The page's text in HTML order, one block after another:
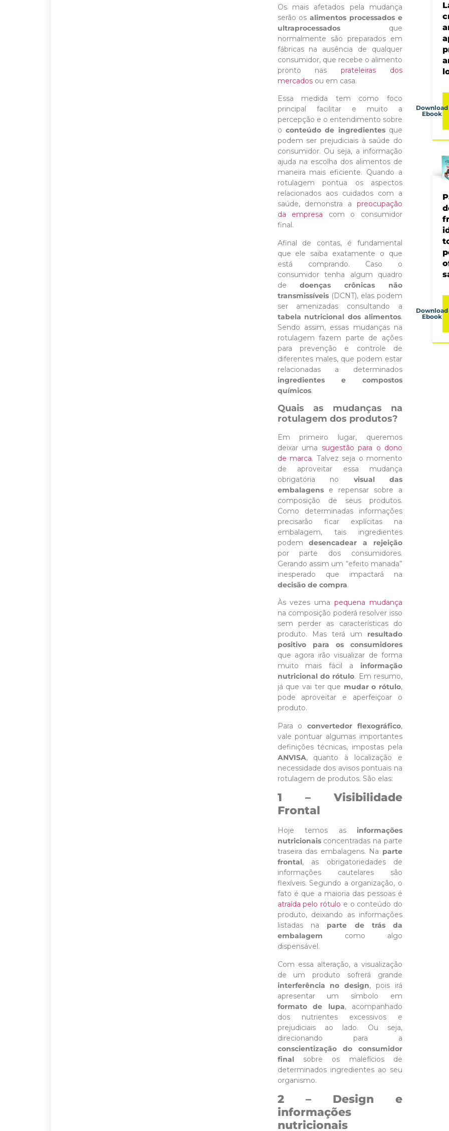
Os mais afetados pela mudança
serão osalimentos processados e
ultraprocessadosque
normalmente são preparados em
fábricas na ausência de qualquer
consumidor, que recebe o alimento
pronto nasprateleiras dos
mercadosou em casa.
Essa medida tem como foco
principal facilitar e muito a
percepção e o entendimento sobre
o conteúdo de ingredientesque
podem ser prejudiciais à saúde do
consumidor. Ou seja, a informação
ajuda na escolha dos alimentos de
maneira mais eficiente. Quando a
rotulagem pontua os aspectos
relacionados aos cuidados com a
saúde, demonstra apreocupação
da empresa com o consumidor
final.
Afinal de contas, é fundamental
que ele saiba exatamente o que
está comprando. Caso o
consumidor tenha algum quadro
dedoenças crônicas não
transmissíveis(DCNT), elas podem
ser amenizadas consultando a
tabela nutricional dos alimentos.
Sendo assim, essas mudanças na
rotulagem fazem parte de ações
para prevenção e controle de
diferentes males, que podem estar
relacionadas a determinados
ingredientes e compostos
químicos.
Quais as mudanças na
rotulagem dos produtos?
Em primeiro lugar, queremos
deixar uma sugestão para o dono
de marca. Talvez seja o momento
de aproveitar essa mudança
obrigatória no visual das
embalagense repensar sobre a
composição de seus produtos.
Como determinadas informações
precisarão ficar explícitas na
embalagem, tais ingredientes
podemdesencadear a rejeição
por parte dos consumidores.
Gerando assim um “efeito manada”
inesperado que impactará na
decisão de compra.
Às vezes umapequena mudança
na composição poderá resolver isso
sem perder as características do
produto. Mas terá um resultado
positivo para os consumidores
que agora irão visualizar de forma
muito mais fácil a informação
nutricional do rótulo. Em resumo,
já que vai ter que mudar o rótulo,
pode aproveitar e aperfeiçoar o
produto.
Para oconvertedor flexográfico,
vale pontuar algumas importantes
definições técnicas, impostas pela
ANVISA, quanto à localização e
necessidade dos avisos pontuais na
rotulagem de produtos. São elas:
1 – Visibilidade
Frontal
Hoje temos as informações
nutricionaisconcentradas na parte
traseira das embalagens. Na parte
frontal, as obrigatoriedades de
informações cautelares são
flexíveis. Segundo a organização, o
fato é que a maioria das pessoas é
atraída pelo rótulo e o conteúdo do
produto, deixando as informações
listadas na parte de trás da
embalagem como algo
dispensável.
Com essa alteração, a visualização
de um produto sofrerá grande
interferência no design, pois irá
apresentar um símbolo em
formato de lupa, acompanhado
dos nutrientes excessivos e
prejudiciais ao lado. Ou seja,
direcionando para a
conscientização do consumidor
finalsobre os malefícios de
determinados ingredientes ao seu
organismo.
2 – Design e
informações
nutricionais
Download
Ebook
Download
Ebook